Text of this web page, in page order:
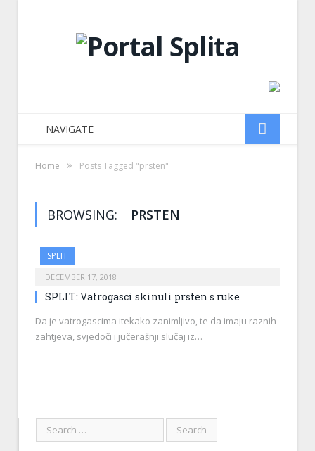
NAVIGATE
Home » Posts Tagged "prsten"
BROWSING: PRSTEN
SPLIT
DECEMBER 17, 2018
SPLIT: Vatrogasci skinuli prsten s ruke
Da je vatrogascima itekako zanimljivo, te da imaju raznih
zahtjeva, svjedoči i jučerašnji slučaj iz…